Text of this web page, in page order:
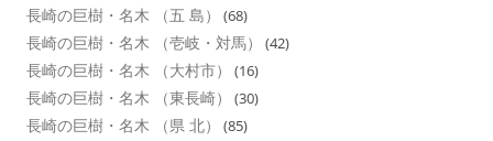
長崎の巨樹・名木 （五 島） (68)
長崎の巨樹・名木 （壱岐・対馬） (42)
長崎の巨樹・名木 （大村市） (16)
長崎の巨樹・名木 （東長崎） (30)
長崎の巨樹・名木 （県 北） (85)